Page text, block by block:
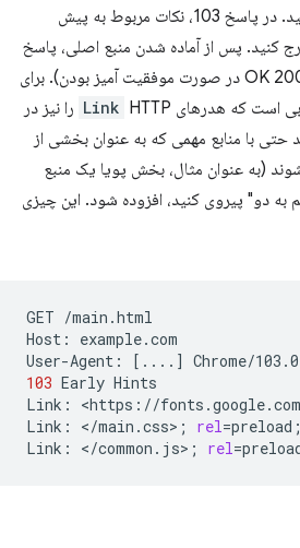
با 103 نکات اولیه پاسخ دهید. در پاسخ 103، نکات مربوط به پیش
کنید. پس از آماده شدن منبع اصلی، پاسخ
معمول را دنبال کنید (مثلاً 200 OK در صورت موفقیت آمیز بودن). برای
است که هدرهای
Link HTTP را نیز در
حتی با منابع مهمی که به عنوان بخشی از
(به عنوان مثال، بخش پویا یک منبع
به دو" پیروی کنید، افزوده شود. این چیزی
GET /main.html
Host:
example.com
User-Agent:
[ .... ] Chrome/
103 Early Hints
Link:
<https://
Link:
</main.css> ; rel=preload ;
Link:
</common.js> ; rel=